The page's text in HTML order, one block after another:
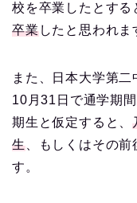
校を卒業したとする
卒業したと思われま
また、日本大学第
10月31日で通学期
期生と仮定すると、
生、もしくはその前
す。